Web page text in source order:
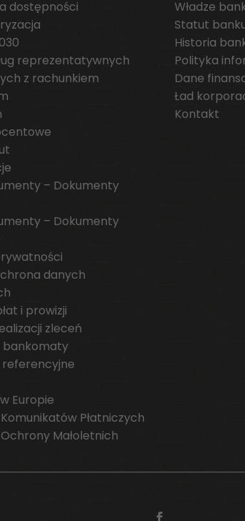
dostępności
reprezentatywnych
z rachunkiem
– Dokumenty
– Dokumenty
danych
i prowizji
zleceń
bankomaty
referencyjne
Europie
Płatniczych
Małoletnich
Władze
Statut
Historia
Polityka
Dane
Ład
Kontakt